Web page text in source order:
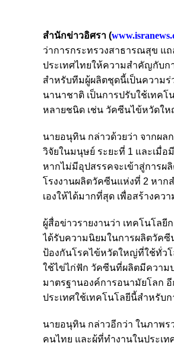
สำนักข่าวอิศรา (
ว่าการกระทรวงสาธารณสุข แ
ประเทศไทยให้ความสำคัญกับก
สำหรับทีมผู้ผลิตชุดนี้เป็นความ
นานาชาติ เป็นการปรับใช้เทค
หลายชนิด เช่น วัคซีนไข้หวัดใ
นายอนุทิน กล่าวด้วยว่า จากผ
วิจัยในมนุษย์ ระยะที่ 1 และเมื่
หากไม่มีอุปสรรคจะเข้าสู่การผ
โรงงานผลิตวัคซีนแห่งที่ 2 หาก
เองให้ได้มากที่สุด เพื่อสร้างค
ผู้สื่อข่าวรายงานว่า เทคโนโลยี
ได้รับความนิยมในการผลิตวัค
ป้องกันโรคไข้หวัดใหญ่ที่ใช้ทั่วโ
ใช้ไข่ไก่ฟัก วัคซีนที่ผลิตมีความ
มาตรฐานองค์การอนามัยโลก
ประเทศใช้เทคโนโลยีนี้สำหรับ
นายอนุทิน กล่าวอีกว่า ในภาพร
คนไทย และผู้ที่ทำงานในประเ